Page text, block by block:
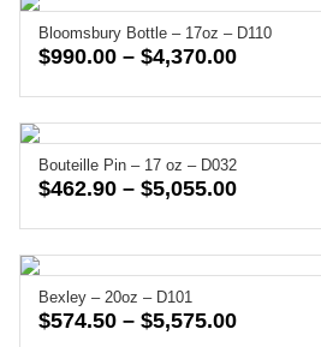
through
$2,337.50
Bloomsbury Bottle – 17oz – D110
$990.00 – $4,370.00Price
through
$4,370.00
Bouteille Pin – 17 oz – D032
$462.90 – $5,055.00Price
through
Bexley – 20oz – D101
$574.50 – $5,575.00Price